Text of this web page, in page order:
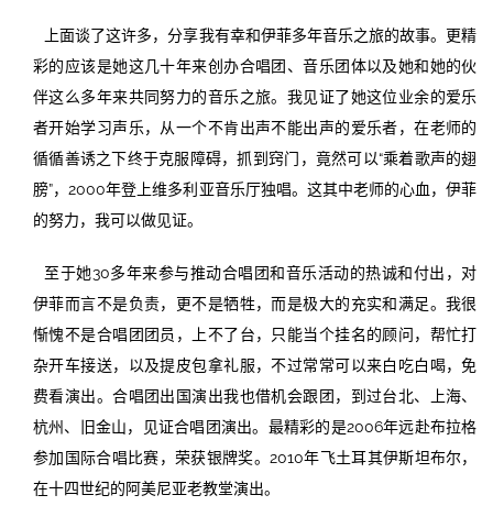
上面谈了这许多，分享我有幸和伊菲多年音乐之旅的故事。更精
彩的应该是她这几十年来创办合唱团、音乐团体以及她和她的伙
伴这么多年来共同努力的音乐之旅。我见证了她这位业余的爱乐
者开始学习声乐，从一个不肯出声不能出声的爱乐者，在老师的
循循善诱之下终于克服障碍，抓到窍门，竟然可以“乘着歌声的翅
膀”，2000年登上维多利亚音乐厅独唱。这其中老师的心血，伊菲
的努力，我可以做见证。
至于她30多年来参与推动合唱团和音乐活动的热诚和付出，对
伊菲而言不是负责，更不是牺牲，而是极大的充实和满足。我很
惭愧不是合唱团团员，上不了台，只能当个挂名的顾问，帮忙打
杂开车接送，以及提皮包拿礼服，不过常常可以来白吃白喝，免
费看演出。合唱团出国演出我也借机会跟团，到过台北、上海、
杭州、旧金山，见证合唱团演出。最精彩的是2006年远赴布拉格
参加国际合唱比赛，荣获银牌奖。2010年飞土耳其伊斯坦布尔，
在十四世纪的阿美尼亚老教堂演出。